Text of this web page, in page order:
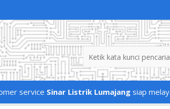
service Sinar Listrik Lumajang siap